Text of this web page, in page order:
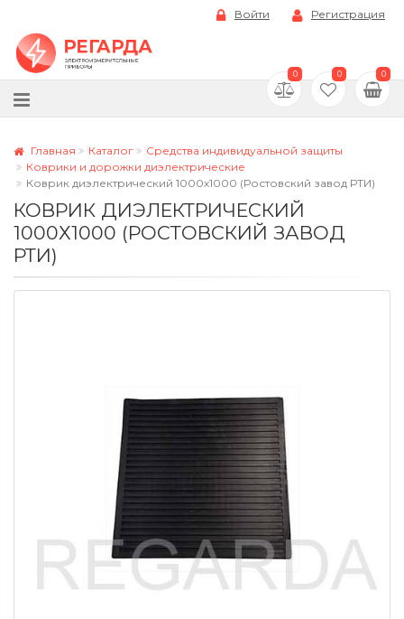
Войти Регистрация
0 0 0
Главная Каталог
Средства индивидуальной защиты
Коврики и дорожки диэлектрические
Коврик диэлектрический 1000х1000 (Ростовский завод РТИ)
КОВРИК ДИЭЛЕКТРИЧЕСКИЙ
1000Х1000 (РОСТОВСКИЙ ЗАВОД
РТИ)